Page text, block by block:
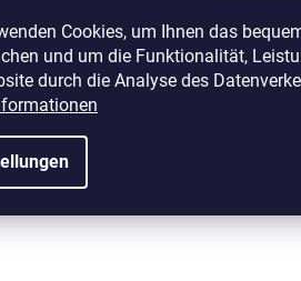
Cookies, um Ihnen das
und um die Funktionalität,
durch die Analyse des
PRAKTISCHE
VERPACKUNG